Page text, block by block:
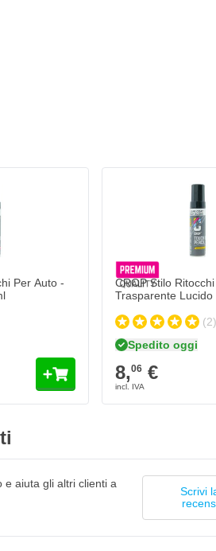
Per Auto -
CROP Stilo
Trasparente Lucido
(2)
Spedito oggi
8,06 €
e aiuta gli altri clienti a
Scrivi